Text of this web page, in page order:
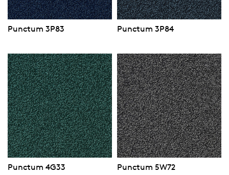
Punctum 3P83 Punctum 3P84
Punctum 4G33 Punctum 5W72